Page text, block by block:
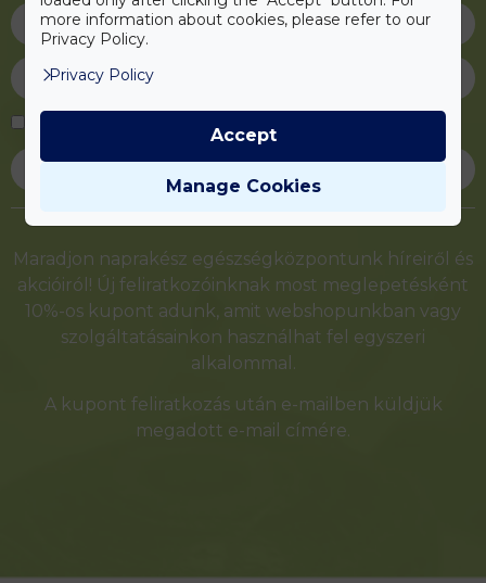
adatvédelmi tájékoztatót
Feliratkozás
Alternative:
Maradjon naprakész egészségközpontunk híreiről és
akcióiról! Új feliratkozóinknak most meglepetésként
10%-os kupont adunk, amit webshopunkban vagy
szolgáltatásainkon használhat fel egyszeri
alkalommal.
A kupont feliratkozás után e-mailben küldjük
megadott e-mail címére.
more information about cookies, please refer to our
Privacy Policy.
Privacy Policy
Manage Cookies
Accept